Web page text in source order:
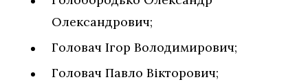
Олександрович;
Головач Ігор Володимирович;
Головач Павло Вікторович;